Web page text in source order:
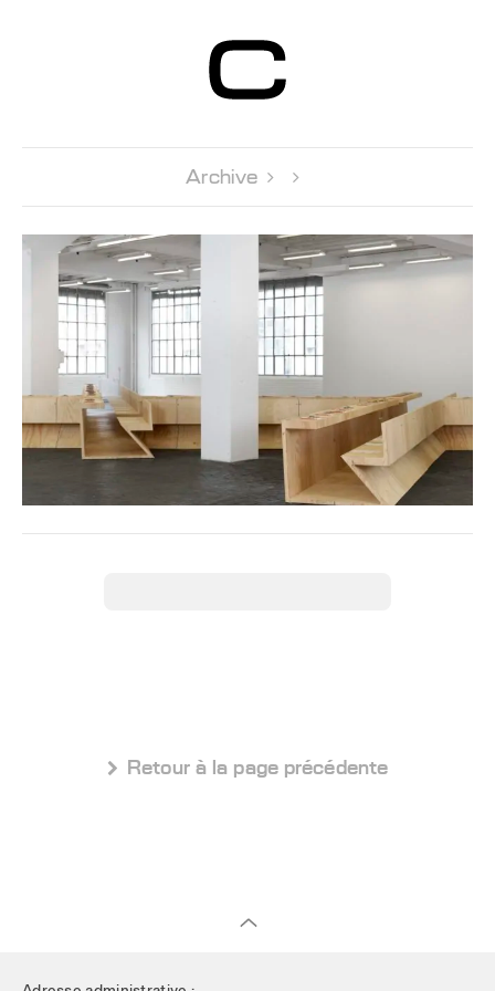
Contemporain
Genève
Archive  
 Retour à la page précédente